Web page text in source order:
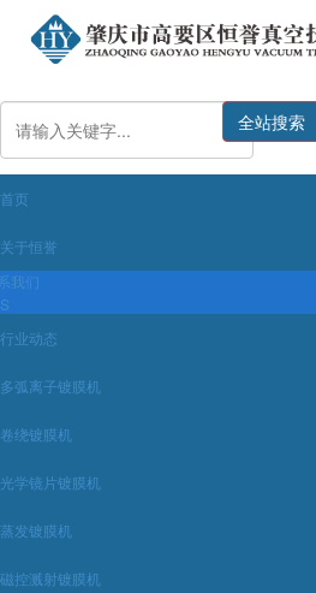
全站搜索
首页
关于恒誉
我们
行业动态
多弧离子镀膜机
卷绕镀膜机
光学镜片镀膜机
蒸发镀膜机
磁控溅射镀膜机